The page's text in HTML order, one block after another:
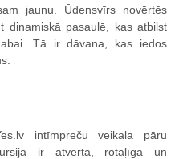
jaunu. Ūdensvīrs novērtēs
dinamiskā pasaulē, kas atbilst
Tā ir dāvana, kas iedos
intīmpreču veikala pāru
ir atvērta, rotaļīga un